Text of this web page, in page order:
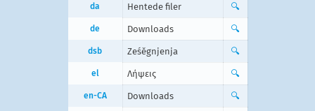
da Hentede filer 🔍
de Downloads 🔍
dsb Ześěgnjenja 🔍
el Λήψεις 🔍
en-CA Downloads 🔍